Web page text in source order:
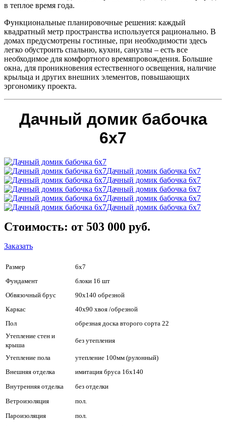
в теплое время года.
Функциональные планировочные решения: каждый
квадратный метр пространства используется рационально. В
домах предусмотрены гостиные, при необходимости здесь
легко обустроить спальню, кухни, санузлы – есть все
необходимое для комфортного времяпровождения. Большие
окна, для проникновения естественного освещения, наличие
крыльца и других внешних элементов, повышающих
эргономику проекта.
Дачный домик бабочка
6х7
Дачный домик бабочка 6х7
Дачный домик бабочка 6х7
Дачный домик бабочка 6х7
Дачный домик бабочка 6х7
Дачный домик бабочка 6х7
Стоимость: от 503 000 руб.
Заказать
Размер
6х7
Фундамент
блоки 16 шт
Обвязочный брус
90х140 обрезной
Каркас
40х90 хвоя /обрезной
Пол
обрезная доска второго сорта 22
Утепление стен и
крыша
без утепления
Утепление пола
утепление 100мм (рулонный)
Внешняя отделка
имитация бруса 16х140
Внутренняя отделка
без отделки
Ветроизоляция
пол.
Пароизоляция
пол.